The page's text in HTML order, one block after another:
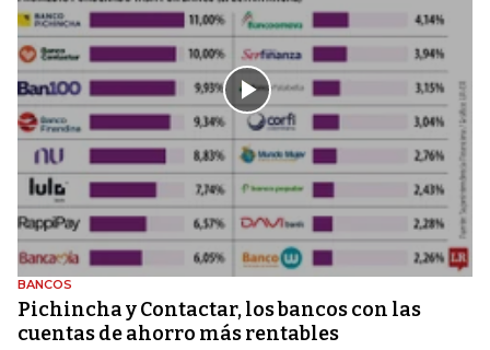
BANCOS
Pichincha y Contactar, los bancos con las
cuentas de ahorro más rentables